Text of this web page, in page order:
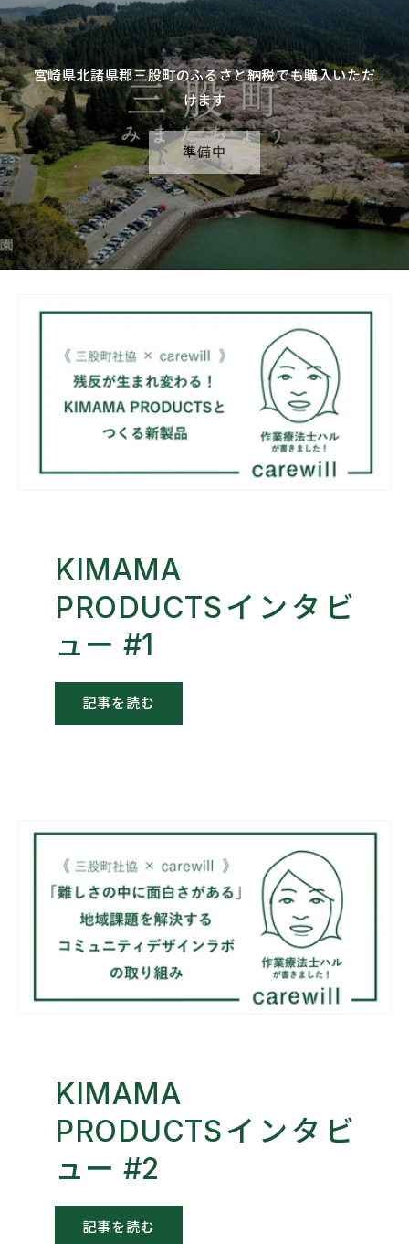
宮崎県北諸県郡三股町のふるさと納税でも購入いただ
けます
準備中
KIMAMA
PRODUCTSインタビ
ュー #1
記事を読む
KIMAMA
PRODUCTSインタビ
ュー #2
記事を読む